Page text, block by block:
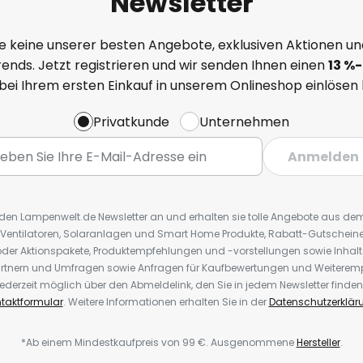
keine unserer besten Angebote, exklusiven Aktionen
Jetzt registrieren und wir senden Ihnen einen13 %
Ihrem ersten Einkauf in unserem Onlineshop
Privatkunde
Unternehmen
Anmelden
Lampenwelt.de Newsletter an und erhalten sie tolle Angebote aus
Solaranlagen und Smart Home Produkte, Rabatt-
Aktionspakete, Produktempfehlungen und -vorstellungen sowie
und Umfragen sowie Anfragen für Kaufbewertungen und
möglich über den Abmeldelink, den Sie in jedem Newsletter
. Weitere Informationen erhalten Sie in der
*Ab einem Mindestkaufpreis von 99 €. AusgenommeneHersteller.